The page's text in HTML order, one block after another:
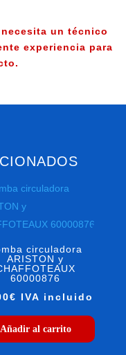
un técnico
experiencia para
circuladora
ARISTON y
60000876
€ IVA incluido
Añadir al carrito